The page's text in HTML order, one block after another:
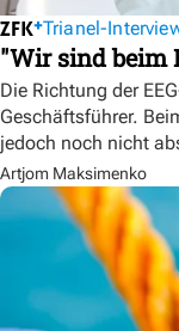
Trianel-
"Wir sind beim
Die Richtung der
Geschäftsführer.
jedoch noch nicht
Artjom Maksimenko